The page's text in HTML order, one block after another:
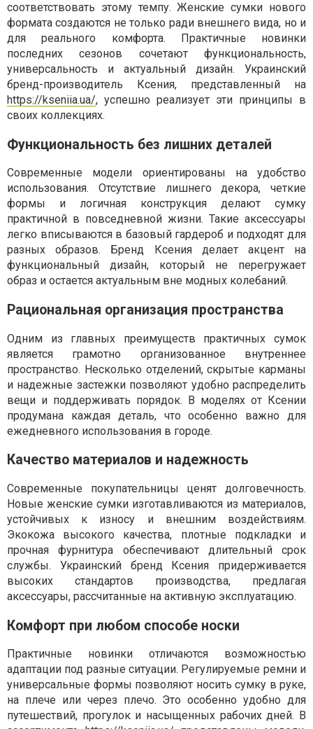
соответствовать этому темпу. Женские сумки нового
формата создаются не только ради внешнего вида, но и
для реального комфорта. Практичные новинки
последних сезонов сочетают функциональность,
универсальность и актуальный дизайн. Украинский
бренд-производитель Ксения, представленный на
https://kseniia.ua/, успешно реализует эти принципы в
своих коллекциях.
Функциональность без лишних деталей
Современные модели ориентированы на удобство
использования. Отсутствие лишнего декора, четкие
формы и логичная конструкция делают сумку
практичной в повседневной жизни. Такие аксессуары
легко вписываются в базовый гардероб и подходят для
разных образов. Бренд Ксения делает акцент на
функциональный дизайн, который не перегружает
образ и остается актуальным вне модных колебаний.
Рациональная организация пространства
Одним из главных преимуществ практичных сумок
является грамотно организованное внутреннее
пространство. Несколько отделений, скрытые карманы
и надежные застежки позволяют удобно распределить
вещи и поддерживать порядок. В моделях от Ксении
продумана каждая деталь, что особенно важно для
ежедневного использования в городе.
Качество материалов и надежность
Современные покупательницы ценят долговечность.
Новые женские сумки изготавливаются из материалов,
устойчивых к износу и внешним воздействиям.
Экокожа высокого качества, плотные подкладки и
прочная фурнитура обеспечивают длительный срок
службы. Украинский бренд Ксения придерживается
высоких стандартов производства, предлагая
аксессуары, рассчитанные на активную эксплуатацию.
Комфорт при любом способе носки
Практичные новинки отличаются возможностью
адаптации под разные ситуации. Регулируемые ремни и
универсальные формы позволяют носить сумку в руке,
на плече или через плечо. Это особенно удобно для
путешествий, прогулок и насыщенных рабочих дней. В